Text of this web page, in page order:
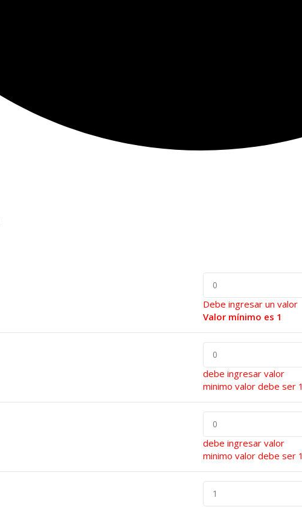
Debe ingresar un valor
Valor mínimo es 1
debe ingresar valor
minimo valor debe ser 1
debe ingresar valor
minimo valor debe ser 1